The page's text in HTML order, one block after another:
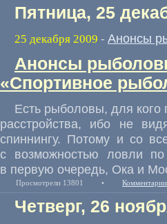
Пятница, 25
25 декабря 2009 - Анонсы
Анонсы
«Спортивное
Есть рыболовы, для
расстройства, ибо не
спиннингу. Потому и со
с возможностью ловли
в первую очередь, Ока и
Просмотрели 13801 •
Четверг, 26